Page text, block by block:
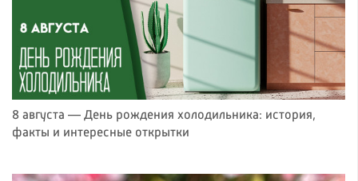
8 августа — День рождения холодильника: история,
факты и интересные открытки